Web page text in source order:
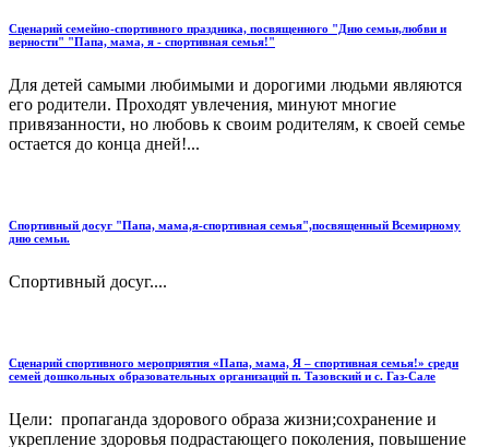
Сценарий семейно-спортивного праздника, посвященного "Дню семьи,любви и
верности" "Папа, мама, я - спортивная семья!"
Для детей самыми любимыми и дорогими людьми являются
его родители. Проходят увлечения, минуют многие
привязанности, но любовь к своим родителям, к своей семье
остается до конца дней!...
Спортивный досуг "Папа, мама,я-спортивная семья",посвященный Всемирному
дню семьи.
Спортивный досуг....
Сценарий спортивного мероприятия «Папа, мама, Я – спортивная семья!» среди
семей дошкольных образовательных организаций п. Тазовский и с. Газ-Сале
Цели: пропаганда здорового образа жизни;сохранение и
укрепление здоровья подрастающего поколения, повышение